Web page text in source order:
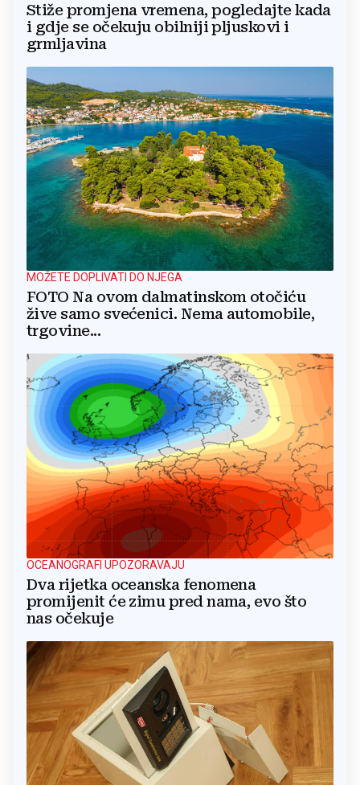
Stiže promjena vremena, pogledajte kada
i gdje se očekuju obilniji pljuskovi i
grmljavina
MOŽETE DOPLIVATI DO NJEGA
FOTO Na ovom dalmatinskom otočiću
žive samo svećenici. Nema automobile,
trgovine...
OCEANOGRAFI UPOZORAVAJU
Dva rijetka oceanska fenomena
promijenit će zimu pred nama, evo što
nas očekuje